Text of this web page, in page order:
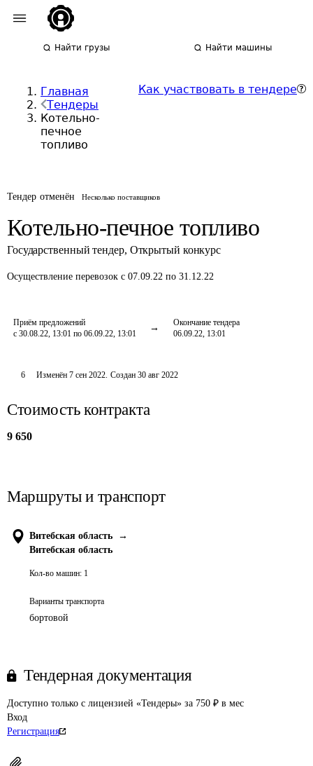
Найти грузы Найти машины
Главная
Тендеры
Котельно-
печное
топливо
Как участвовать в тендере
Тендер отменён Несколько поставщиков
Котельно-печное топливо
Государственный тендер, Открытый конкурс
Осуществление перевозок с 07.09.22 по 31.12.22
Приём предложений
с 30.08.22, 13:01 по 06.09.22, 13:01
Окончание тендера
06.09.22, 13:01
6 Изменён 7 сен 2022. Создан 30 авг 2022
Стоимость контракта
9 650
Маршруты и транспорт
Витебская область
→
Витебская область
Кол-во машин: 1
Варианты транспорта
бортовой
Тендерная документация
Доступно только с лицензией «Тендеры» за 750 ₽ в мес
Вход
Регистрация